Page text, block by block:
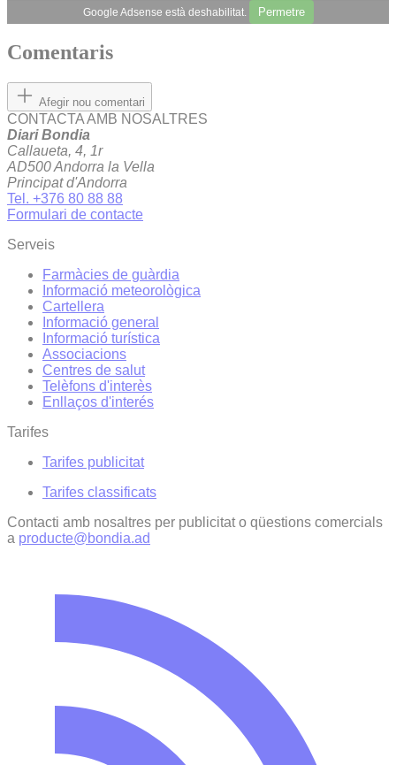
Google Adsense està deshabilitat. Permetre
Comentaris
Afegir nou comentari
CONTACTA AMB NOSALTRES
Diari Bondia
Callaueta, 4, 1r
AD500 Andorra la Vella
Principat d'Andorra
Tel. +376 80 88 88
Formulari de contacte
Serveis
Farmàcies de guàrdia
Informació meteorològica
Cartellera
Informació general
Informació turística
Associacions
Centres de salut
Telèfons d'interès
Enllaços d'interés
Tarifes
Tarifes publicitat
Tarifes classificats
Contacti amb nosaltres per publicitat o qüestions comercials
a producte@bondia.ad